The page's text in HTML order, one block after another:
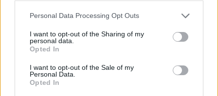
Personal Data Processing Opt Outs
I want to opt-out of the Sharing of my
personal data.
Opted In
I want to opt-out of the Sale of my
Personal Data.
Opted In
dobrze, notując sporo nieprzewidzianych porażek. Tak
więc o swego rodzaju dodatkowym prestiżu w postaci
najwyższego poziomu nie będzie tutaj mowy, ale wciąż
będzie to mecz warty uwagi.
Harmonogram piątej kolejki LCK: